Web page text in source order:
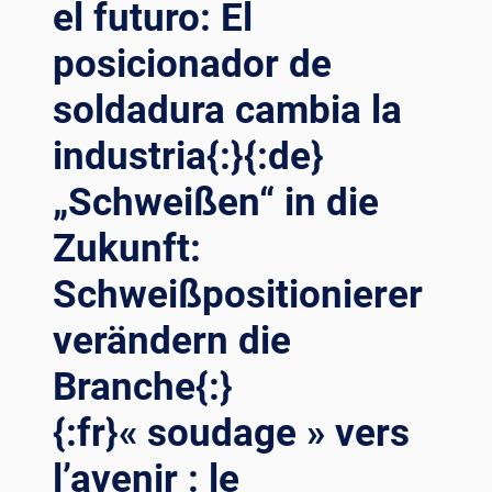
TRỢ
HÀN
DẪN
SỰ
MỚI
NGÀNH{:}
{:ID}MENINGKATKAN
KUALITAS
DAN
EFISIENSI
PROSES
SECARA
PERALATAN
BANTU
INDUSTRY.
{:ES}ROTOR
DE
SOLDADURA:
UNA
HERRAMIENTA
AFILADA
PARA
REALIZAR
EFICIENTES
PRECISAS,
AYUDARLE
A
LIDERAR
LA
el futuro: El
posicionador de
soldadura cambia la
industria{:}{:de}
„Schweißen“ in die
Zukunft:
Schweißpositionierer
verändern die
Branche{:}
{:fr}« soudage » vers
l’avenir : le